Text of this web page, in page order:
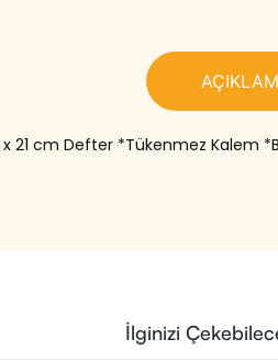
x 21 cm Defter *Tükenmez Kalem
İlginizi